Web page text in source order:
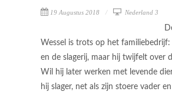
19 Augustus 2018 Nederland 3
Wessel is trots op het
en de slagerij, maar hij twijfelt over
Wil hij later werken met levende
hij slager, net als zijn stoere vader